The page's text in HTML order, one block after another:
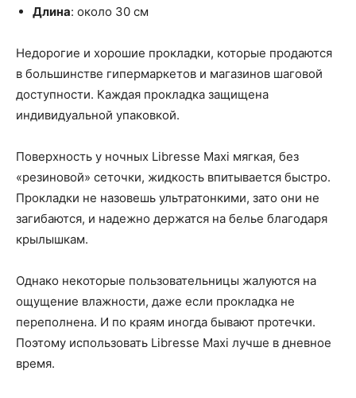
Длина: около 30 см
Недорогие и хорошие прокладки, которые продаются
в большинстве гипермаркетов и магазинов шаговой
доступности. Каждая прокладка защищена
индивидуальной упаковкой.
Поверхность у ночных Libresse Maxi мягкая, без
«резиновой» сеточки, жидкость впитывается быстро.
Прокладки не назовешь ультратонкими, зато они не
загибаются, и надежно держатся на белье благодаря
крылышкам.
Однако некоторые пользовательницы жалуются на
ощущение влажности, даже если прокладка не
переполнена. И по краям иногда бывают протечки.
Поэтому использовать Libresse Maxi лучше в дневное
время.